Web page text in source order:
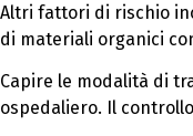
Altri fattori di rischio
di materiali organici
Capire le modalità di
ospedaliero. Il